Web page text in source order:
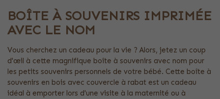
BOÎTE À SOUVENIRS IMPRIMÉE
AVEC LE NOM
Vous cherchez un cadeau pour la vie ? Alors, jetez un coup
d'œil à cette magnifique boîte à souvenirs avec nom pour
les petits souvenirs personnels de votre bébé. Cette boîte à
souvenirs en bois avec couvercle à rabat est un cadeau
idéal à emporter lors d'une visite à la maternité ou à